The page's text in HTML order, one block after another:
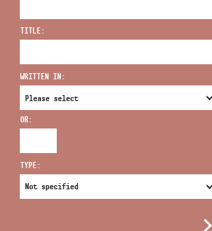
ADDRESS
infokozpont@bmc.hu
PHONE
OPENING HOURS
TITLE:
WRITTEN IN:
OR:
TYPE: